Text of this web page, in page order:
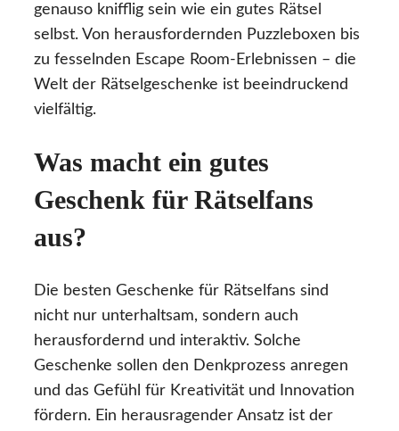
genauso knifflig sein wie ein gutes Rätsel
selbst. Von herausfordernden Puzzleboxen bis
zu fesselnden Escape Room-Erlebnissen – die
Welt der Rätselgeschenke ist beeindruckend
vielfältig.
Was macht ein gutes
Geschenk für Rätselfans
aus?
Die besten Geschenke für Rätselfans sind
nicht nur unterhaltsam, sondern auch
herausfordernd und interaktiv. Solche
Geschenke sollen den Denkprozess anregen
und das Gefühl für Kreativität und Innovation
fördern. Ein herausragender Ansatz ist der